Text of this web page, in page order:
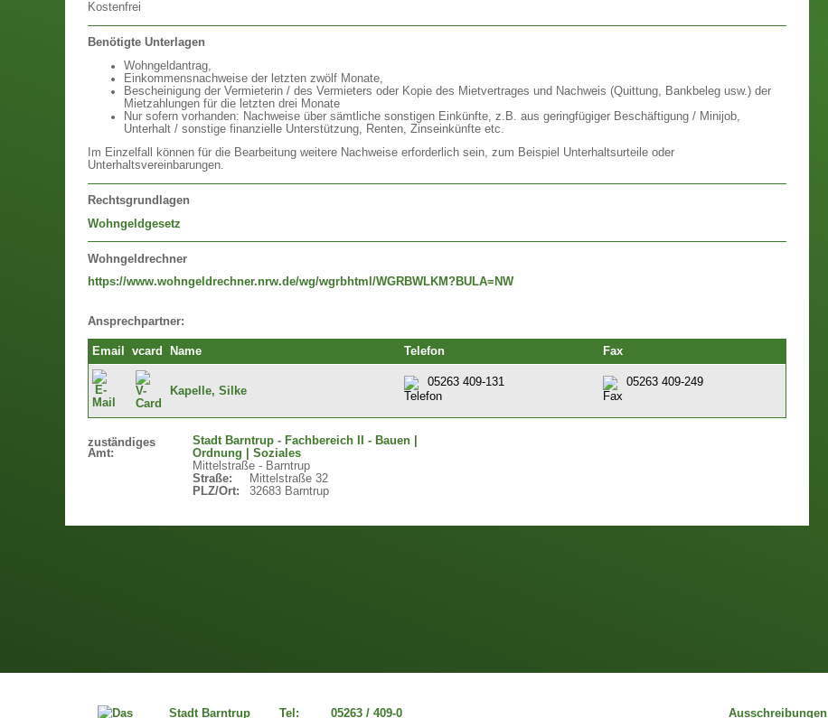
Kostenfrei
Benötigte Unterlagen
Wohngeldantrag,
Einkommensnachweise der letzten zwölf Monate,
Bescheinigung der Vermieterin / des Vermieters oder Kopie des Mietvertrages und Nachweis (Quittung, Bankbeleg usw.) der
Mietzahlungen für die letzten drei Monate
Nur sofern vorhanden: Nachweise über sämtliche sonstigen Einkünfte, z.B. aus geringfügiger Beschäftigung / Minijob,
Unterhalt / sonstige finanzielle Unterstützung, Renten, Zinseinkünfte etc.
Im Einzelfall können für die Bearbeitung weitere Nachweise erforderlich sein, zum Beispiel Unterhaltsurteile oder
Unterhaltsvereinbarungen.
Rechtsgrundlagen
Wohngeldgesetz
Wohngeldrechner
https://www.wohngeldrechner.nrw.de/wg/wgrbhtml/WGRBWLKM?BULA=NW
Ansprechpartner:
Email vcard Name Telefon Fax
Kapelle, Silke
05263 409-131 05263 409-249
zuständiges
Amt:
Stadt Barntrup - Fachbereich II - Bauen |
Ordnung | Soziales
Mittelstraße - Barntrup
Straße:
Mittelstraße 32
PLZ/Ort:
32683 Barntrup
Stadt Barntrup Tel: 05263 / 409-0 Ausschreibungen